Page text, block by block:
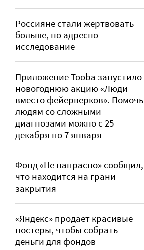
Россияне стали жертвовать
больше, но адресно –
исследование
Приложение Tooba запустило
новогоднюю акцию «Люди
вместо фейерверков». Помочь
людям со сложными
диагнозами можно с 25
декабря по 7 января
Фонд «Не напрасно» сообщил,
что находится на грани
закрытия
«Яндекс» продает красивые
постеры, чтобы собрать
деньги для фондов